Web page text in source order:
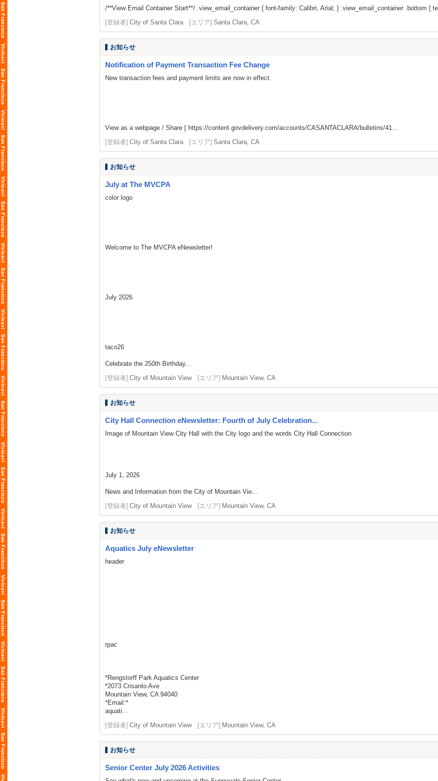
/**View Email Container Start**/ .view_email_container { font-family: Calibri, Arial; } .view_email_container .bottom {
[登録者] City of Santa Clara [エリア] Santa Clara, CA
お知らせ
Notification of Payment Transaction Fee Change
New transaction fees and payment limits are now in effect.
View as a webpage / Share [ https://content.govdelivery.com/accounts/CASANTACLARA/bulletins/41...
[登録者] City of Santa Clara [エリア] Santa Clara, CA
お知らせ
July at The MVCPA
color logo
Welcome to The MVCPA eNewsletter!
July 2026
taco26
Celebrate the 250th Birthday...
[登録者] City of Mountain View [エリア] Mountain View, CA
お知らせ
City Hall Connection eNewsletter: Fourth of July Celebration...
Image of Mountain View City Hall with the City logo and the words City Hall Connection
July 1, 2026
News and Information from the City of Mountain Vie...
[登録者] City of Mountain View [エリア] Mountain View, CA
お知らせ
Aquatics July eNewsletter
header
rpac
*Rengstorff Park Aquatics Center
*2073 Crisanto Ave
Mountain View, CA 94040
*Email:*
aquati...
[登録者] City of Mountain View [エリア] Mountain View, CA
お知らせ
Senior Center July 2026 Activities